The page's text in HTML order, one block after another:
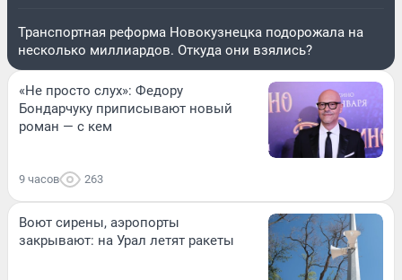
Транспортная реформа Новокузнецка подорожала на
несколько миллиардов. Откуда они взялись?
«Не просто слух»: Федору
Бондарчуку приписывают новый
роман — с кем
9 часов 263
Воют сирены, аэропорты
закрывают: на Урал летят ракеты